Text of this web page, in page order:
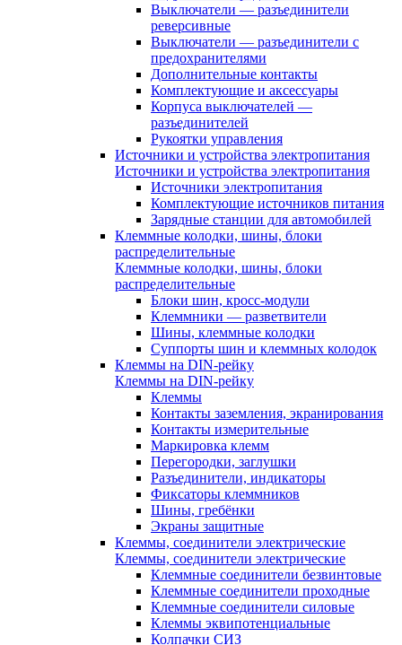
Выключатели — разъединители
реверсивные
Выключатели — разъединители с
предохранителями
Дополнительные контакты
Комплектующие и аксессуары
Корпуса выключателей —
разъединителей
Рукоятки управления
Источники и устройства электропитания
Источники и устройства электропитания
Источники электропитания
Комплектующие источников питания
Зарядные станции для автомобилей
Клеммные колодки, шины, блоки
распределительные
Клеммные колодки, шины, блоки
распределительные
Блоки шин, кросс-модули
Клеммники — разветвители
Шины, клеммные колодки
Суппорты шин и клеммных колодок
Клеммы на DIN-рейку
Клеммы на DIN-рейку
Клеммы
Контакты заземления, экранирования
Контакты измерительные
Маркировка клемм
Перегородки, заглушки
Разъединители, индикаторы
Фиксаторы клеммников
Шины, гребёнки
Экраны защитные
Клеммы, соединители электрические
Клеммы, соединители электрические
Клеммные соединители безвинтовые
Клеммные соединители проходные
Клеммные соединители силовые
Клеммы эквипотенциальные
Колпачки СИЗ